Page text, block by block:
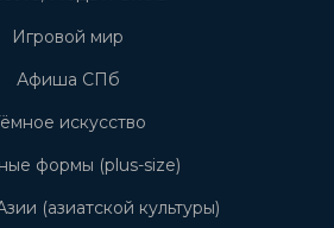
Игровой мир
Афиша СПб
искусство
формы (plus-size)
(азиатской культуры)